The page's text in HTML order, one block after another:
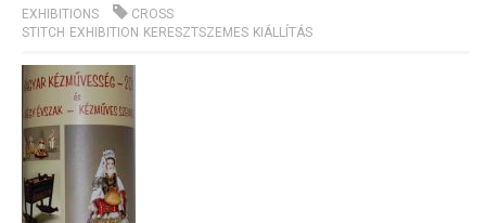
EXHIBITIONS
CROSS
STITCH EXHIBITION KERESZTSZEMES KIÁLLÍTÁS